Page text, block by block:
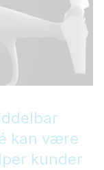
kan være
kunder